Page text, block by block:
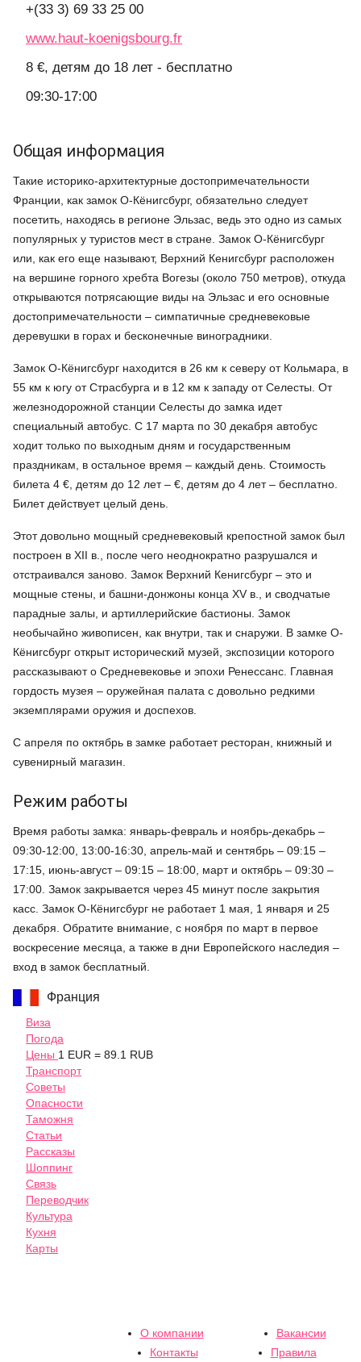
+(33 3) 69 33 25 00
www.haut-koenigsbourg.fr
8 €, детям до 18 лет - бесплатно
09:30-17:00
Общая информация
Такие историко-архитектурные достопримечательности
Франции, как замок О-Кёнигсбург, обязательно следует
посетить, находясь в регионе Эльзас, ведь это одно из самых
популярных у туристов мест в стране. Замок О-Кёнигсбург
или, как его еще называют, Верхний Кенигсбург расположен
на вершине горного хребта Вогезы (около 750 метров), откуда
открываются потрясающие виды на Эльзас и его основные
достопримечательности – симпатичные средневековые
деревушки в горах и бесконечные виноградники.
Замок О-Кёнигсбург находится в 26 км к северу от Кольмара, в
55 км к югу от Страсбурга и в 12 км к западу от Селесты. От
железнодорожной станции Селесты до замка идет
специальный автобус. С 17 марта по 30 декабря автобус
ходит только по выходным дням и государственным
праздникам, в остальное время – каждый день. Стоимость
билета 4 €, детям до 12 лет – €, детям до 4 лет – бесплатно.
Билет действует целый день.
Этот довольно мощный средневековый крепостной замок был
построен в XII в., после чего неоднократно разрушался и
отстраивался заново. Замок Верхний Кенигсбург – это и
мощные стены, и башни-донжоны конца XV в., и сводчатые
парадные залы, и артиллерийские бастионы. Замок
необычайно живописен, как внутри, так и снаружи. В замке О-
Кёнигсбург открыт исторический музей, экспозиции которого
рассказывают о Средневековье и эпохи Ренессанс. Главная
гордость музея – оружейная палата с довольно редкими
экземплярами оружия и доспехов.
С апреля по октябрь в замке работает ресторан, книжный и
сувенирный магазин.
Режим работы
Время работы замка: январь-февраль и ноябрь-декабрь –
09:30-12:00, 13:00-16:30, апрель-май и сентябрь – 09:15 –
17:15, июнь-август – 09:15 – 18:00, март и октябрь – 09:30 –
17:00. Замок закрывается через 45 минут после закрытия
касс. Замок О-Кёнигсбург не работает 1 мая, 1 января и 25
декабря. Обратите внимание, с ноября по март в первое
воскресение месяца, а также в дни Европейского наследия –
вход в замок бесплатный.
Франция
Виза
Погода
Цены 1 EUR = 89.1 RUB
Транспорт
Советы
Опасности
Таможня
Статьи
Рассказы
Шоппинг
Связь
Переводчик
Культура
Кухня
Карты
О компании
Вакансии
Контакты
Правила